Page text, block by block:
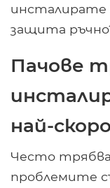
инсталирате
защита
Пачове
най-скоро
Често
проблемите